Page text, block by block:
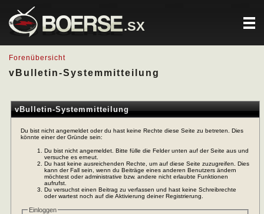
.SX
Forenübersicht
vBulletin-Systemmitteilung
vBulletin-Systemmitteilung
Du bist nicht angemeldet oder du hast keine Rechte diese Seite zu betreten. Dies
könnte einer der Gründe sein:
Du bist nicht angemeldet. Bitte fülle die Felder unten auf der Seite aus und
versuche es erneut.
Du hast keine ausreichenden Rechte, um auf diese Seite zuzugreifen. Dies
kann der Fall sein, wenn du Beiträge eines anderen Benutzers ändern
möchtest oder administrative bzw. andere nicht erlaubte Funktionen
aufrufst.
Du versuchst einen Beitrag zu verfassen und hast keine Schreibrechte
oder wartest noch auf die Aktivierung deiner Registrierung.
Einloggen